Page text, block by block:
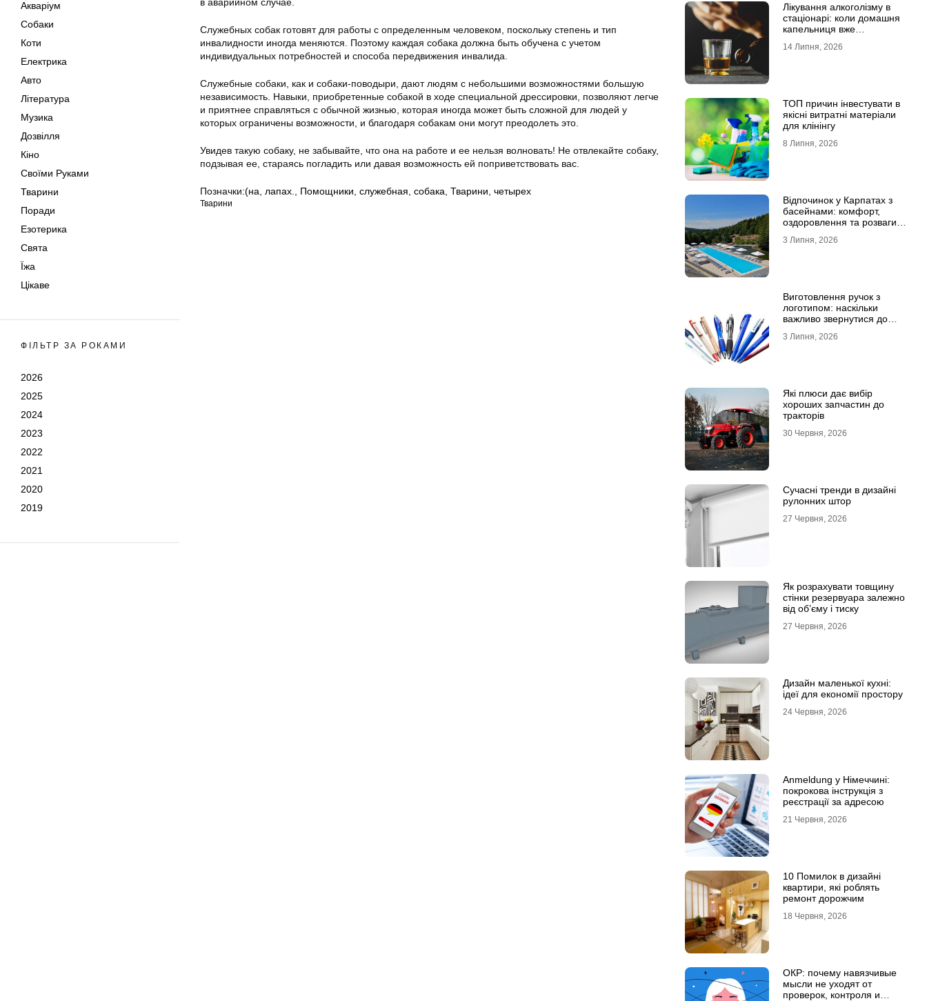
Акваріум
Собаки
Коти
Електрика
Авто
Література
Музика
Дозвілля
Кіно
Своїми Руками
Тварини
Поради
Езотерика
Свята
Їжа
Цікаве
ФІЛЬТР ЗА РОКАМИ
2026
2025
2024
2023
2022
2021
2020
2019
Служебных собак готовят для работы с определенным человеком, поскольку степень и тип
инвалидности иногда меняются. Поэтому каждая собака должна быть обучена с учетом
индивидуальных потребностей и способа передвижения инвалида.
Служебные собаки, как и собаки-поводыри, дают людям с небольшими возможностями большую
независимость. Навыки, приобретенные собакой в ходе специальной дрессировки, позволяют легче
и приятнее справляться с обычной жизнью, которая иногда может быть сложной для людей у
которых ограничены возможности, и благодаря собакам они могут преодолеть это.
Увидев такую собаку, не забывайте, что она на работе и ее нельзя волновать! Не отвлекайте собаку,
подзывая ее, стараясь погладить или давая возможность ей поприветствовать вас.
Позначки:(на лапах. Помощники служебная собака Тварини четырех
Тварини
Лікування алкоголізму в
стаціонарі: коли домашня
капельниця вже
14 Липня, 2026
ТОП причин інвестувати в
якісні витратні матеріали
для клінінгу
8 Липня, 2026
Відпочинок у Карпатах з
басейнами: комфорт,
оздоровлення та розваги
3 Липня, 2026
Виготовлення ручок з
логотипом: наскільки
важливо звернутися до
3 Липня, 2026
Які плюси дає вибір
хороших запчастин до
тракторів
30 Червня, 2026
Сучасні тренди в дизайні
рулонних штор
27 Червня, 2026
Як розрахувати товщину
стінки резервуара залежно
від об’єму і тиску
27 Червня, 2026
Дизайн маленької кухні:
ідеї для економії простору
24 Червня, 2026
Anmeldung у Німеччині:
покрокова інструкція з
реєстрації за адресою
21 Червня, 2026
10 Помилок в дизайні
квартири, які роблять
ремонт дорожчим
18 Червня, 2026
ОКР: почему навязчивые
мысли не уходят от
проверок, контроля и